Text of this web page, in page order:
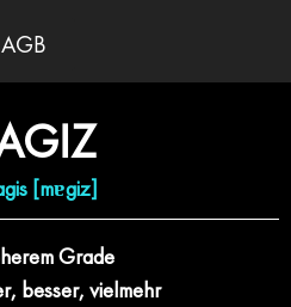
AGB
[mɐgiz]
Grade
besser, vielmehr